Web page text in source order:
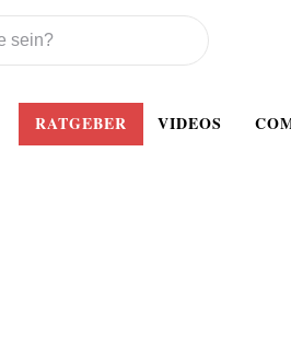
RATGEBER VIDEOS